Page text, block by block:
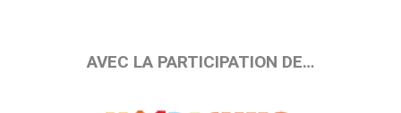
AVEC LA PARTICIPATION DE…